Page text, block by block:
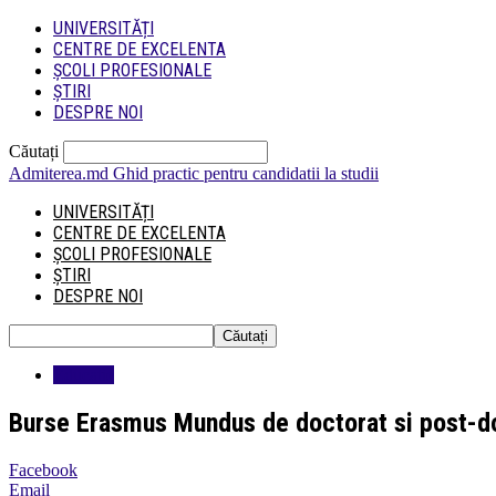
UNIVERSITĂȚI
CENTRE DE EXCELENTA
ȘCOLI PROFESIONALE
ȘTIRI
DESPRE NOI
Căutați
Admiterea.md Ghid practic pentru candidatii la studii
UNIVERSITĂȚI
CENTRE DE EXCELENTA
ȘCOLI PROFESIONALE
ȘTIRI
DESPRE NOI
Burse Erasmus Mundus de doctorat si post-
Facebook
Email